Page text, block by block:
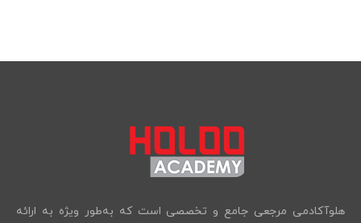
هلوآکادمی مرجعی جامع و تخصصی است که به‌طور ویژه به ارائه